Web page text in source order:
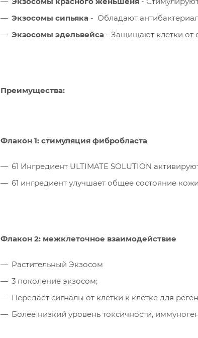
Экзосомы сипьяка - Обладают
Экзосомы эдельвейса - Защищают клетки от
Преимущества:
Флакон 1: стимуляция фибробласта
61 Ингредиент ULTIMATE SOLUTION
61 ингредиент улучшает общее состояние кожи
Флакон 2: межклеточное взаимодействие
Растительный Экзосом
3 поколение экзосом;
Передает сигналы от клетки к клетке для
Более низкий уровень токсичности,